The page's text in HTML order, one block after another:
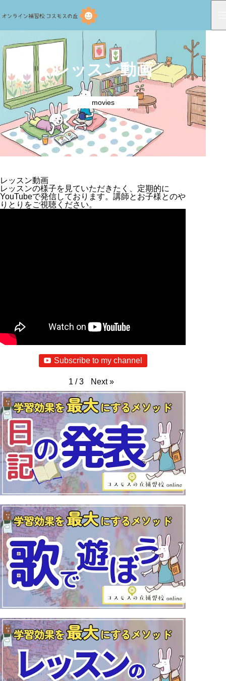
レッスン動画
movies
レッスン動画
レッスンの様子を見ていただきたく、定期的に
YouTubeで発信しております。講師とお子様とのや
りとりをご視聴ください。
Subscribe to my channel
1 / 3 Next »